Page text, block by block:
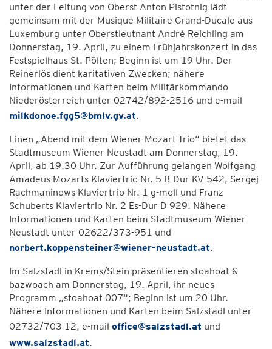
unter der Leitung von Oberst Anton Pistotnig lädt
gemeinsam mit der Musique Militaire Grand-Ducale aus
Luxemburg unter Oberstleutnant André Reichling am
Donnerstag, 19. April, zu einem Frühjahrskonzert in das
Festspielhaus St. Pölten; Beginn ist um 19 Uhr. Der
Reinerlös dient karitativen Zwecken; nähere
Informationen und Karten beim Militärkommando
Niederösterreich unter 02742/892-2516 und e-mail
milkdonoe.fgg5@bmlv.gv.at.
Einen „Abend mit dem Wiener Mozart-Trio“ bietet das
Stadtmuseum Wiener Neustadt am Donnerstag, 19.
April, ab 19.30 Uhr. Zur Aufführung gelangen Wolfgang
Amadeus Mozarts Klaviertrio Nr. 5 B-Dur KV 542, Sergej
Rachmaninows Klaviertrio Nr. 1 g-moll und Franz
Schuberts Klaviertrio Nr. 2 Es-Dur D 929. Nähere
Informationen und Karten beim Stadtmuseum Wiener
Neustadt unter 02622/373-951 und
norbert.koppensteiner@wiener-neustadt.at.
Im Salzstadl in Krems/Stein präsentieren stoahoat &
bazwoach am Donnerstag, 19. April, ihr neues
Programm „stoahoat 007“; Beginn ist um 20 Uhr.
Nähere Informationen und Karten beim Salzstadl unter
02732/703 12, e-mail office@salzstadl.at und
www.salzstadl.at.